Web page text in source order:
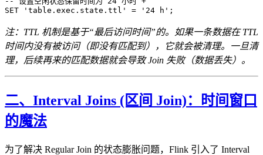
SET 'table.exec.state.ttl' = '24 h' ;
注：TTL 机制是基于“最后访问时间”的。如果一条数据在 TTL
时间内没有被访问（即没有匹配到），它就会被清理。一旦清
理，后续再来的匹配数据就会导致 Join 失败（数据丢失）。
二、Interval Joins (区间 Join)：时间窗口
的魔法
为了解决 Regular Join 的状态膨胀问题，Flink 引入了 Interval